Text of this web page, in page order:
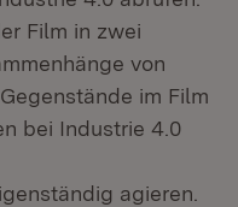
Film in zwei
von
im Film
bei Industrie 4.0
agieren.